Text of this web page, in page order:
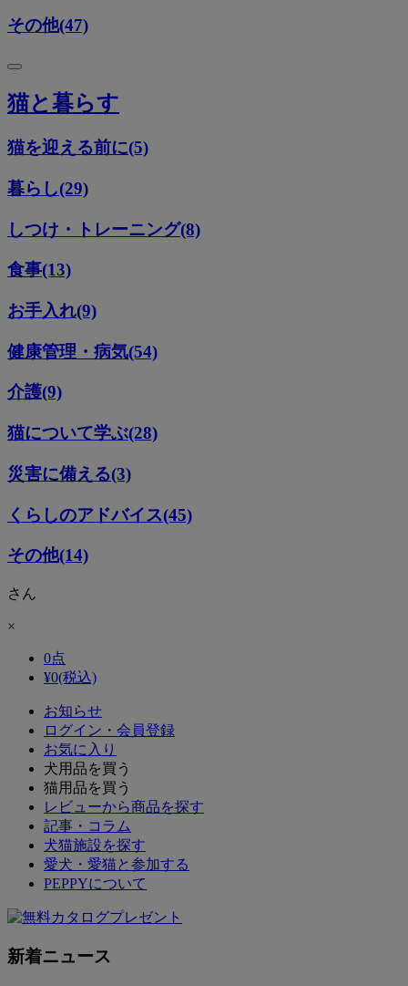
その他(47)
猫と暮らす
猫を迎える前に(5)
暮らし(29)
しつけ・トレーニング(8)
食事(13)
お手入れ(9)
健康管理・病気(54)
介護(9)
猫について学ぶ(28)
災害に備える(3)
くらしのアドバイス(45)
その他(14)
さん
×
0点
¥0(税込)
お知らせ
ログイン・会員登録
お気に入り
犬用品を買う
猫用品を買う
レビューから商品を探す
記事・コラム
犬猫施設を探す
愛犬・愛猫と参加する
PEPPYについて
新着ニュース